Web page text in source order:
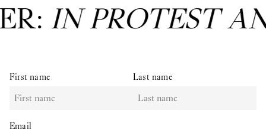
IN PROTEST
First name Last name
Email